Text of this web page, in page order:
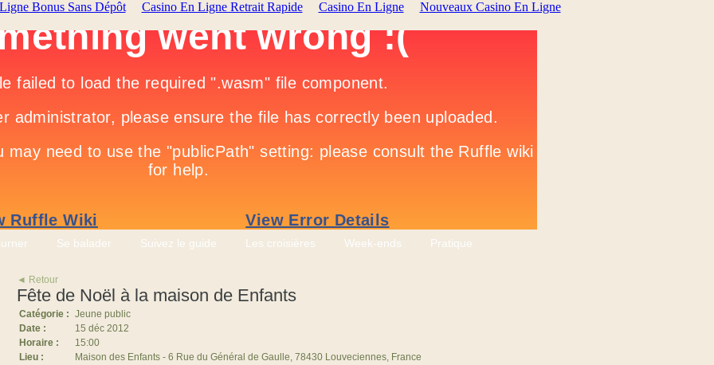
Bonus Sans Dépôt Casino En Ligne Retrait Rapide Casino En Ligne Nouveaux Casino En Ligne
Se balader Suivez le guide Les croisières Week-ends Pratique
◄ Retour
Fête de Noël à la maison de Enfants
Catégorie : Jeune public
Date :
15 déc 2012
Horaire :
15:00
Lieu :
Maison des Enfants - 6 Rue du Général de Gaulle, 78430 Louveciennes, France